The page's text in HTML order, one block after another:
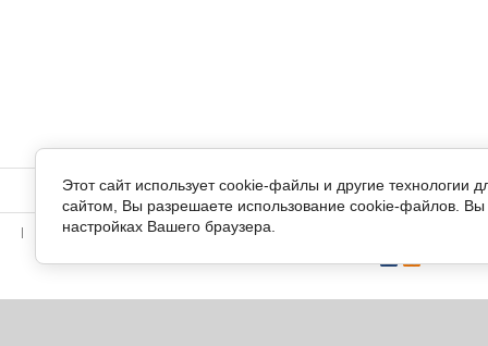
О фонде Реквизиты для помощи Отчеты Сохрани
Кототерапия Собаки и кошки Маленьких
Этот сайт использует cookie-файлы и другие технологии
сайтом, Вы разрешаете использование cookie-файлов.
настройках Вашего браузера.